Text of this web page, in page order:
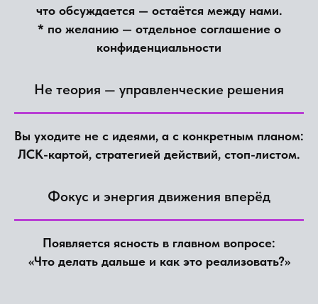
что обсуждается — остаётся между нами.
* по желанию — отдельное соглашение о
конфиденциальности
Не теория — управленческие решения
Вы уходите не с идеями, а с конкретным планом:
ЛСК-картой, стратегией действий, стоп-листом.
Фокус и энергия движения вперёд
Появляется ясность в главном вопросе:
«Что делать дальше и как это реализовать?»